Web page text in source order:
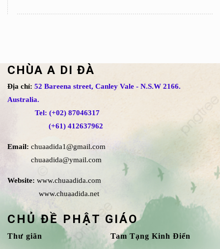
CHÙA A DI ĐÀ
Địa chỉ: 52 Bareena street, Canley Vale - N.S.W 2166.
Australia.
Tel: (+02) 87046317
(+61) 412637962
Email: chuaadida1@gmail.com
chuaadida@ymail.com
Website: www.chuaadida.com
www.chuaadida.net
CHỦ ĐỀ PHẬT GIÁO
Thư giãn Tam Tạng Kinh Điển